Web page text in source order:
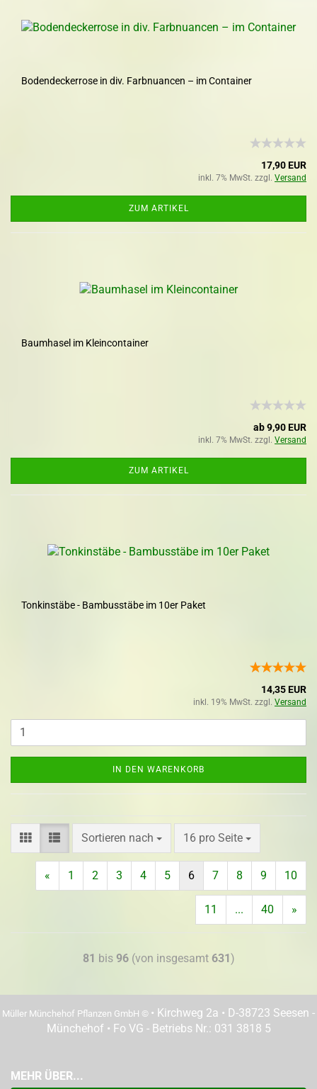
Bodendeckerrose in div. Farbnuancen – im Container
17,90 EUR
inkl. 7% MwSt. zzgl. Versand
ZUM ARTIKEL
Baumhasel im Kleincontainer
ab 9,90 EUR
inkl. 7% MwSt. zzgl. Versand
ZUM ARTIKEL
Tonkinstäbe - Bambusstäbe im 10er Paket
14,35 EUR
inkl. 19% MwSt. zzgl. Versand
IN DEN WARENKORB
Sortieren nach 16 pro Seite
« 1 2 3 4 5 6 7 8 9 10
11 ... 40 »
81 bis 96(von insgesamt 631)
Müller Münchehof Pflanzen GmbH © • Kirchweg 2a • D-38723 Seesen -
Münchehof • Fo VG - Betriebs Nr.: 031 3818 5
MEHR ÜBER...